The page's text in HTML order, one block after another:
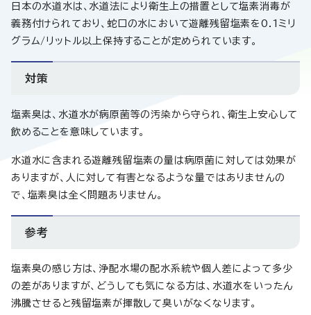
日本の水道水は、水道法により衛生上の措置として塩素消毒が
義務付けられており、蛇口の水において遊離残留塩素を0.1ミリ
グラム/リットル以上保持することが定められています。
対策
塩素臭は、水道水が病原菌等の汚染から守られ、衛生上安心して
飲めることを意味しています。
水道水に含まれる遊離残留塩素の量は病原菌に対しては効果が
ありますが、人に対して有害となるような量ではありませんの
で、塩素臭は全く問題ありません。
参考
塩素臭の感じ方は、浄配水場の配水系統や個人差によって多少
の差がありますが、どうしても気になる方は、水道水をいったん
沸騰させると残留塩素が揮散して臭いがなくなります。